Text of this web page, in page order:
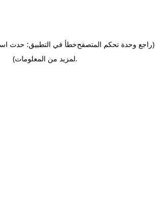
خطأ في التطبيق: حدث(راجع وحدة تحكم المتصفح
لمزيد من المعلومات).